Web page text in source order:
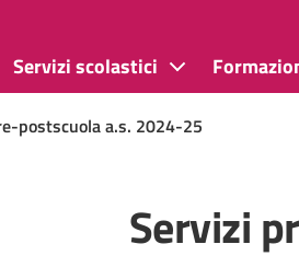
Servizi scolastici
postscuola a.s. 2024-25
Servizi